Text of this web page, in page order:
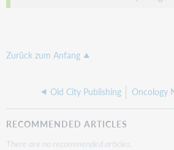
Zurück zum Anfang
Old City Publishing
RECOMMENDED ARTICLES
There are no recommended articles.